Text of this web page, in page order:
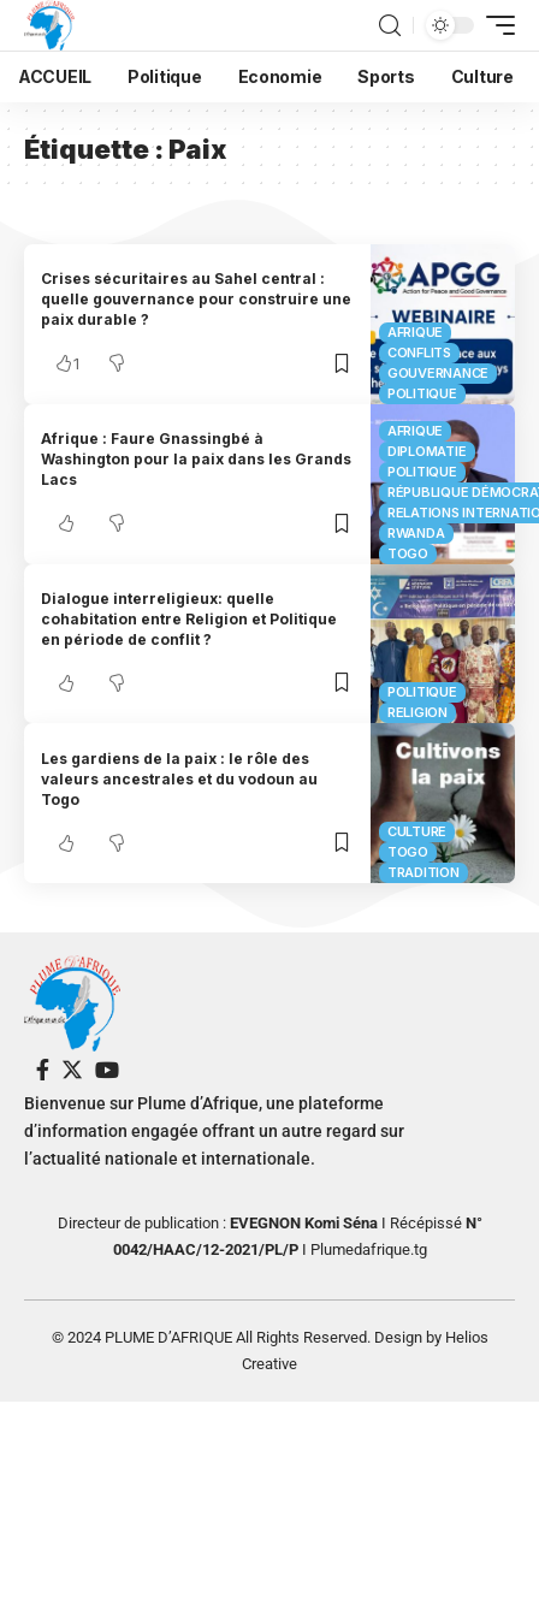
ACCUEIL Politique Economie Sports Culture
Étiquette : Paix
AFRIQUE
CONFLITS
GOUVERNANCE
POLITIQUE
Crises sécuritaires au Sahel central :
quelle gouvernance pour construire une
paix durable ?
1
AFRIQUE
DIPLOMATIE
POLITIQUE
RÉPUBLIQUE
RELATIONS
RWANDA
TOGO
Afrique : Faure Gnassingbé à
Washington pour la paix dans les Grands
Lacs
POLITIQUE
RELIGION
Dialogue interreligieux: quelle
cohabitation entre Religion et Politique
en période de conflit ?
CULTURE
TOGO
TRADITION
Les gardiens de la paix : le rôle des
valeurs ancestrales et du vodoun au
Togo
Bienvenue sur Plume d’Afrique, une plateforme
d’information engagée offrant un autre regard sur
l’actualité nationale et internationale.
Directeur de publication : EVEGNON Komi SénaI RécépisséN°
0042/HAAC/12-2021/PL/PI Plumedafrique.tg
© 2024 PLUME D’AFRIQUE All Rights Reserved. Design by Helios
Creative